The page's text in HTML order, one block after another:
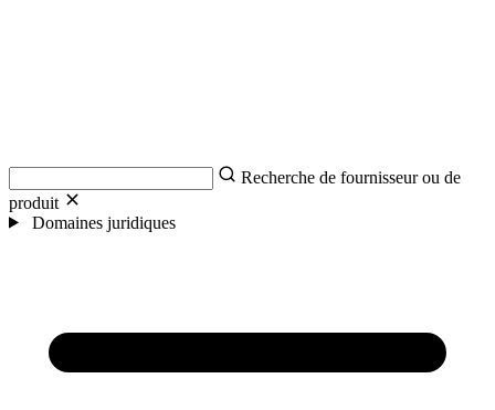
Recherche de fournisseur ou de
produit
Domaines juridiques